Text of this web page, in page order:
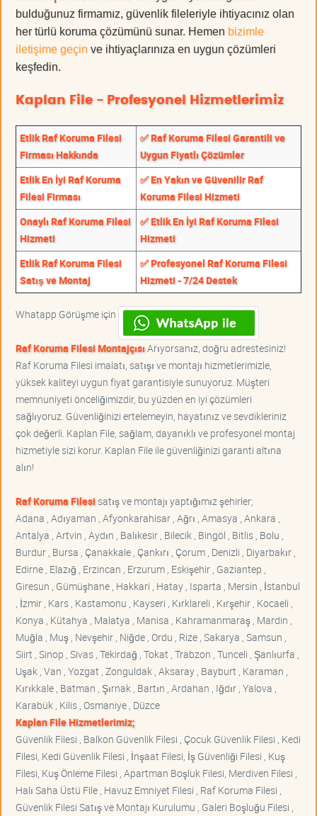
bulduğunuz firmamız, güvenlik fileleriyle ihtiyacınız olan
her türlü koruma çözümünü sunar. Hemen bizimle
iletişime geçin ve ihtiyaçlarınıza en uygun çözümleri
keşfedin.
Kaplan File - Profesyonel Hizmetlerimiz
Etlik Raf Koruma Filesi
Firması Hakkında
✅ Raf Koruma Filesi Garantili ve
Uygun Fiyatlı Çözümler
Etlik En İyi Raf Koruma
Filesi Firması
✅ En Yakın ve Güvenilir Raf
Koruma Filesi Hizmeti
Onaylı Raf Koruma Filesi
Hizmeti
✅ Etlik En İyi Raf Koruma Filesi
Hizmeti
Etlik Raf Koruma Filesi
Satış ve Montaj
✅ Profesyonel Raf Koruma Filesi
Hizmeti - 7/24 Destek
Whatapp Görüşme için
Raf Koruma Filesi MontajçısıArıyorsanız, doğru adrestesiniz!
Raf Koruma Filesi imalatı, satışı ve montajı hizmetlerimizle,
yüksek kaliteyi uygun fiyat garantisiyle sunuyoruz. Müşteri
memnuniyeti önceliğimizdir, bu yüzden en iyi çözümleri
sağlıyoruz. Güvenliğinizi ertelemeyin, hayatınız ve sevdikleriniz
çok değerli. Kaplan File, sağlam, dayanıklı ve profesyonel montaj
hizmetiyle sizi korur. Kaplan File ile güvenliğinizi garanti altına
alın!
Raf Koruma Filesisatış ve montajı yaptığımız şehirler;
Adana , Adıyaman , Afyonkarahisar , Ağrı , Amasya , Ankara ,
Antalya , Artvin , Aydın , Balıkesir , Bilecik , Bingöl , Bitlis , Bolu ,
Burdur , Bursa , Çanakkale , Çankırı , Çorum , Denizli , Diyarbakır ,
Edirne , Elazığ , Erzincan , Erzurum , Eskişehir , Gaziantep ,
Giresun , Gümüşhane , Hakkari , Hatay , Isparta , Mersin , İstanbul
, İzmir , Kars , Kastamonu , Kayseri , Kırklareli , Kırşehir , Kocaeli ,
Konya , Kütahya , Malatya , Manisa , Kahramanmaraş , Mardin ,
Muğla , Muş , Nevşehir , Niğde , Ordu , Rize , Sakarya , Samsun ,
Siirt , Sinop , Sivas , Tekirdağ , Tokat , Trabzon , Tunceli , Şanlıurfa ,
Uşak , Van , Yozgat , Zonguldak , Aksaray , Bayburt , Karaman ,
Kırıkkale , Batman , Şırnak , Bartın , Ardahan , Iğdır , Yalova ,
Karabük , Kilis , Osmaniye , Düzce
Kaplan File Hizmetlerimiz;
Güvenlik Filesi , Balkon Güvenlik Filesi , Çocuk Güvenlik Filesi , Kedi
Filesi, Kedi Güvenlik Filesi , İnşaat Filesi, İş Güvenliği Filesi , Kuş
Filesi, Kuş Önleme Filesi , Apartman Boşluk Filesi, Merdiven Filesi ,
Halı Saha Üstü File , Havuz Emniyet Filesi , Raf Koruma Filesi ,
Güvenlik Filesi Satış ve Montajı Kurulumu , Galeri Boşluğu Filesi ,